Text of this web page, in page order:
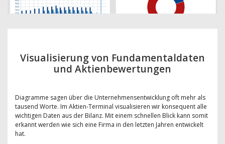
Visualisierung von Fundamentaldaten
und Aktienbewertungen
Diagramme sagen über die Unternehmensentwicklung oft mehr als
tausend Worte. Im Aktien-Terminal visualisieren wir konsequent alle
wichtigen Daten aus der Bilanz. Mit einem schnellen Blick kann somit
erkannt werden wie sich eine Firma in den letzten Jahren entwickelt
hat.